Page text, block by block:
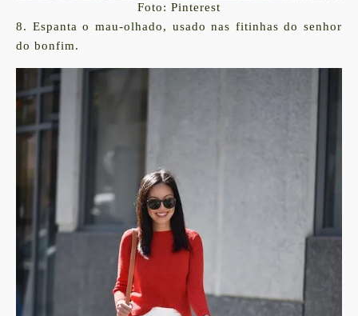
Foto: Pinterest
8. Espanta o mau-olhado, usado nas fitinhas do senhor
do bonfim.